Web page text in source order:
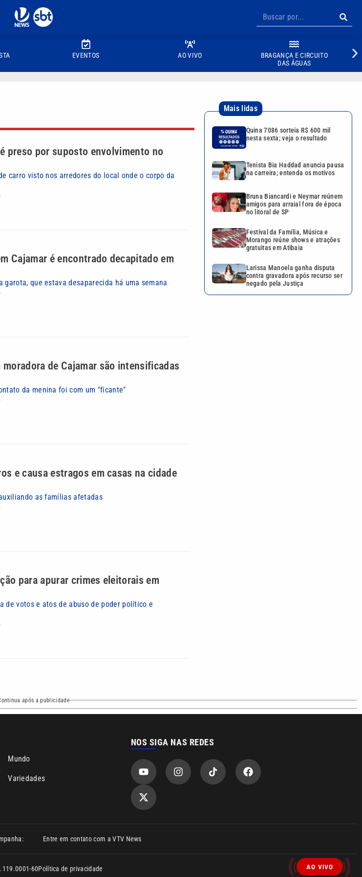
EVENTOS AO VIVO
BRAGANÇA E CIRCUITO
DAS ÁGUAS
AO VIVO
preso por suposto envolvimento no
carro visto nos arredores do local onde o corpo da
Cajamar é encontrado decapitado em
que estava desaparecida há uma semana
de Cajamar são intensificadas
da menina foi com um "ficante"
e causa estragos em casas na cidade
as famílias afetadas
para apurar crimes eleitorais em
de votos e atos de abuso de poder político e
Mais lidas
Quina 7086 sorteia R$ 600 mil
nesta sexta; veja o resultado
Tenista Bia Haddad anuncia pausa
na carreira; entenda os motivos
Bruna Biancardi e Neymar reúnem
amigos para arraial fora de época
no litoral de SP
Festival da Família, Música e
Morango reúne shows e atrações
gratuitas em Atibaia
Larissa Manoela ganha disputa
contra gravadora após recurso ser
negado pela Justiça
após a publicidade
Mundo
Variedades
NOS SIGA NAS REDES
Entre em contato com a VTV News
60Política de privacidade